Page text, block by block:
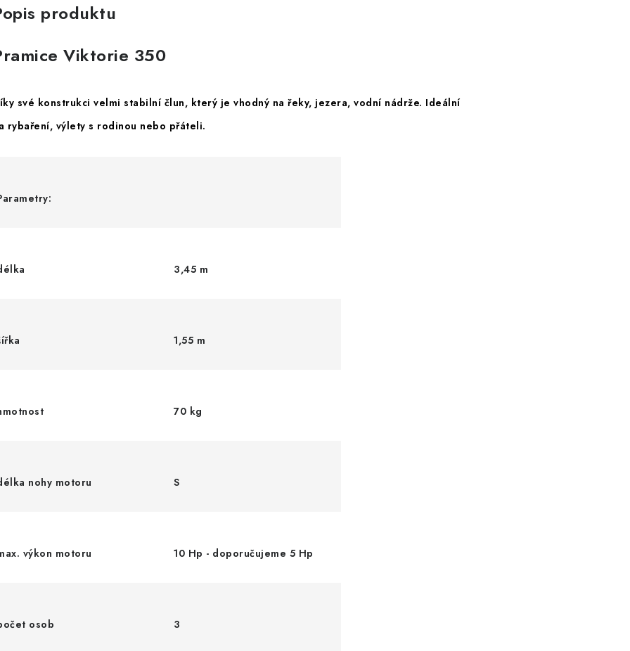
produktu
Viktorie 350
své konstrukci velmi stabilní člun, který je vhodný na řeky, jezera, vodní nádrže. Ideální
rybaření, výlety s rodinou nebo přáteli.
3,45 m
1,55 m
70 kg
nohy motoru S
výkon motoru 10 Hp - doporučujeme 5 Hp
osob 3